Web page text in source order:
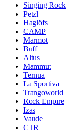
Singing Rock
Petzl
Haglöfs
CAMP
Marmot
Buff
Altus
Mammut
Ternua
La Sportiva
Trangoworld
Rock Empire
Izas
Vaude
CTR